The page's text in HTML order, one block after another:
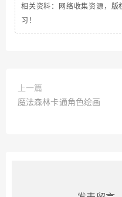
相关资料：网络收集资源，
习！
上一篇
魔法森林卡通角色绘画